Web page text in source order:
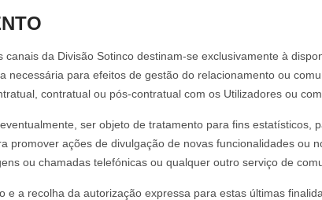
da Divisão Sotinco destinam-se exclusivamente à
necessária para efeitos de gestão do relacionamento ou
contratual ou pós-contratual com os Utilizadores ou com
ser objeto de tratamento para fins
promover ações de divulgação de novas funcionalidades ou
ou chamadas telefónicas ou qualquer outro serviço de
e a recolha da autorização expressa para estas últimas